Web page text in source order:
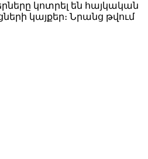
կոտրել են հայկական
կայքեր։ Նրանց թվում